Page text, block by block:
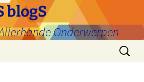
blogS
Onderwerpen
Zoeken
naar: